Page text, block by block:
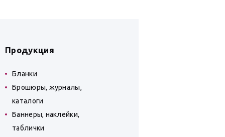
Продукция
Бланки
Брошюры, журналы,
каталоги
Баннеры, наклейки,
таблички